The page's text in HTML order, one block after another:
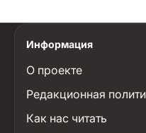
Информация
О проекте
Редакционная
Как нас читать